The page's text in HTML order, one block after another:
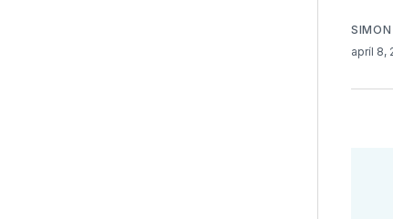
apríl 8,